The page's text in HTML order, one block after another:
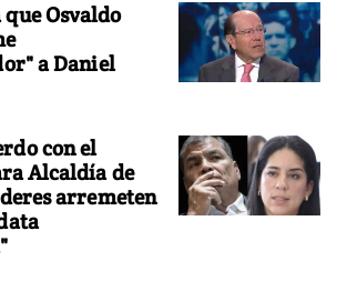
Osvaldo
a Daniel
con el
Alcaldía de
arremeten